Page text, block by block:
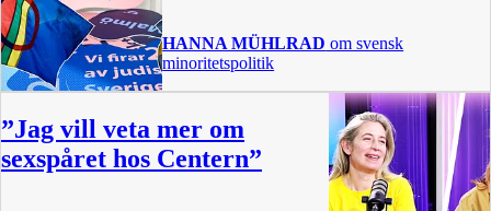
HANNA MÜHLRAD om svensk
minoritetspolitik
”Jag vill veta mer om
sexspåret hos Centern”